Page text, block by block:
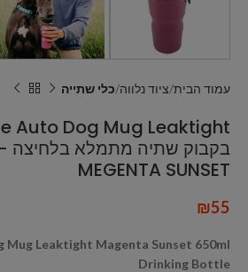
עמוד הבית ציוד נלווה כלי שתייה
בקבוק שתיה מתמלא בלחיצה
MEGENTA SUNSET
₪55
Mug Leaktight Magenta Sunset 650ml
Drinking Bottle